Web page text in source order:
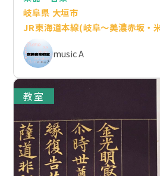
岐阜県 大垣市
JR東海道本線(岐阜～美濃赤坂・
music A
教室